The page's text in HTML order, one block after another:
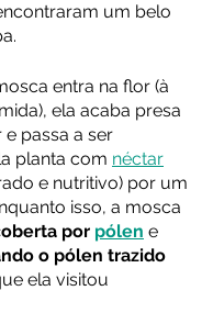
um belo
entra na flor (à
ela acaba presa
passa a ser
planta com néctar
e nutritivo) por um
isso, a mosca
por pólen e
o pólen trazido
ela visitou